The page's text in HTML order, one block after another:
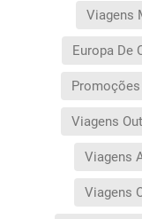
Viagens
Europa De
Viagens
Viagens
Viagens